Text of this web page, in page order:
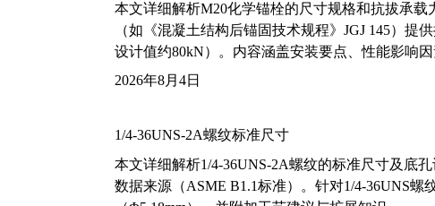
本文详细解析M20化学锚栓的尺寸规格和抗拔承
（如《混凝土结构后锚固技术规程》JGJ 145）
设计值约80kN）。内容涵盖安装要点、性能影响
2026年8月4日
1/4-36UNS-2A螺纹标准尺寸
本文详细解析1/4-36UNS-2A螺纹的标准尺寸及底
数据来源（ASME B1.1标准）。针对1/4-36UNS